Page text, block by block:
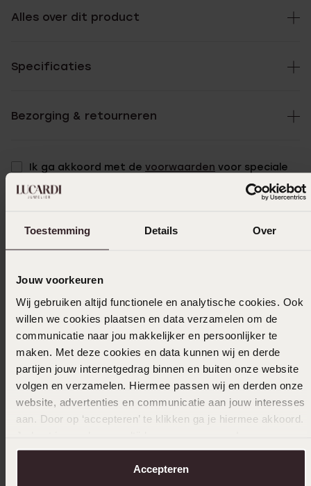
Toestemming Details Over
Jouw voorkeuren
Wij gebruiken altijd functionele en analytische cookies. Ook
willen we cookies plaatsen en data verzamelen om de
communicatie naar jou makkelijker en persoonlijker te
maken. Met deze cookies en data kunnen wij en derde
partijen jouw internetgedrag binnen en buiten onze website
volgen en verzamelen. Hiermee passen wij en derden onze
website, advertenties en communicatie aan jouw interesses
aan. Door op ‘accepteren’ te klikken ga je hiermee akkoord.
over in onscookiebeleid.
Accepteren
Alles over dit product
Specificaties
Bezorging & retourneren
Ik ga akkoord met de voorwaarden voor speciale
Ook leuk voor jou
Anderen kochten ook